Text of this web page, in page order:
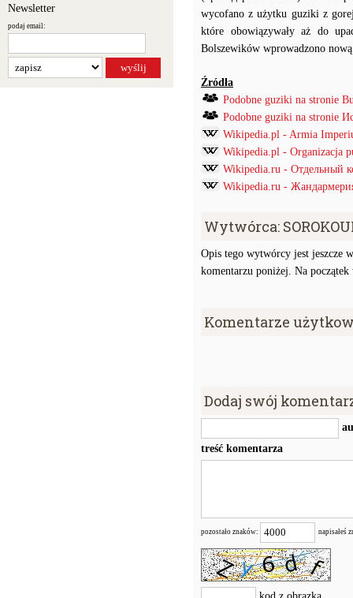
Newsletter
podaj email:
wycofano z użytku guziki z
które obowiązywały aż do
Bolszewików wprowadzono
Źródła
Podobne guziki na stronie
Podobne guziki na stronie
Wikipedia.pl - Armia
Wikipedia.pl - Organizacja
Wikipedia.ru - Отдельный
Wikipedia.ru -
Wytwórca:
Opis tego wytwórcy jest jeszcze
komentarzu poniżej. Na
Komentarze
Dodaj swój
treść komentarza
pozostało znaków: napisałeś